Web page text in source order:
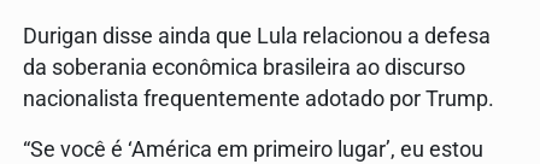
Durigan disse ainda que Lula relacionou a defesa
da soberania econômica brasileira ao discurso
nacionalista frequentemente adotado por Trump.
“Se você é ‘América em primeiro lugar’, eu estou